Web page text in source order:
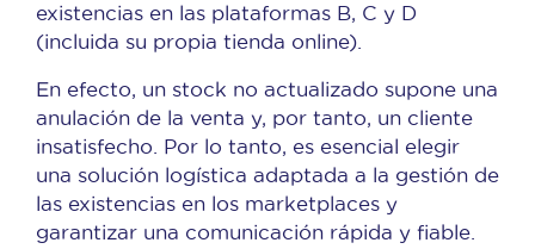
existencias en las plataformas B, C y D
(incluida su propia tienda online).
En efecto, un stock no actualizado supone una
anulación de la venta y, por tanto, un cliente
insatisfecho. Por lo tanto, es esencial elegir
una solución logística adaptada a la gestión de
las existencias en los marketplaces y
garantizar una comunicación rápida y fiable.